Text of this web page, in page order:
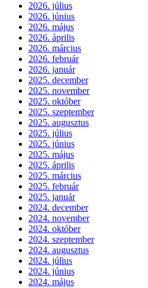
2026. július
2026. június
2026. május
2026. április
2026. március
2026. február
2026. január
2025. december
2025. november
2025. október
2025. szeptember
2025. augusztus
2025. július
2025. június
2025. május
2025. április
2025. március
2025. február
2025. január
2024. december
2024. november
2024. október
2024. szeptember
2024. augusztus
2024. július
2024. június
2024. május